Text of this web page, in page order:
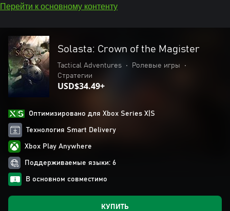
Перейти к основному контенту
Solasta: Crown of the Magister
Tactical Adventures • Ролевые игры
•
Стратегии
USD$34.49+
Оптимизировано для Xbox Series X|S
Технология Smart Delivery
Xbox Play Anywhere
Поддерживаемые языки: 6
В основном совместимо
КУПИТЬ